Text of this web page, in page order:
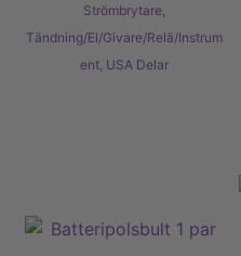
Strömbrytare
Tändning/El/Givare/Relä/Instrum
ent USA Delar